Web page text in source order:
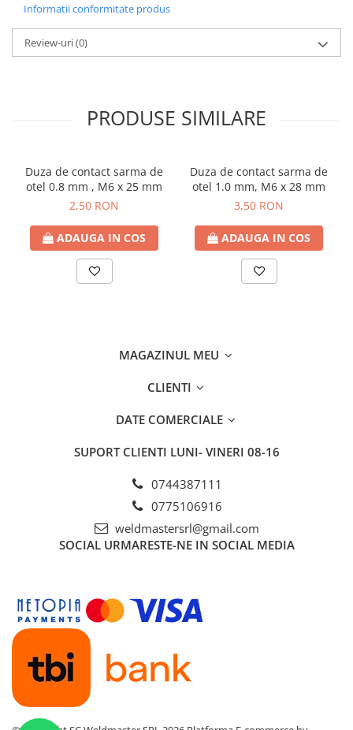
Informatii conformitate produs
Review-uri(0)
PRODUSE SIMILARE
Duza de contact sarma de
otel 0.8 mm , M6 x 25 mm
2,50 RON
ADAUGA IN COS
Duza de contact sarma de
otel 1.0 mm, M6 x 28 mm
3,50 RON
ADAUGA IN COS
MAGAZINUL MEU
CLIENTI
DATE COMERCIALE
SUPORT CLIENTI LUNI- VINERI 08-16
0744387111
0775106916
weldmastersrl@gmail.com
SOCIAL URMARESTE-NE IN SOCIAL MEDIA